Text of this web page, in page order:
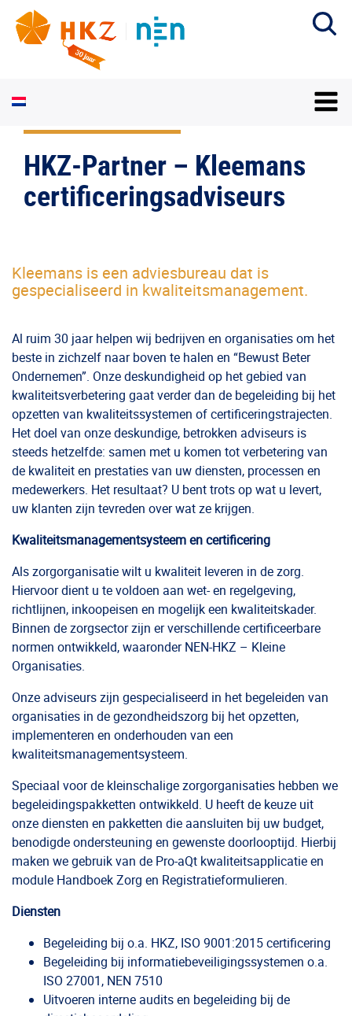
HKZ-Partner – Kleemans
certificeringsadviseurs
Kleemans is een adviesbureau dat is
gespecialiseerd in kwaliteitsmanagement.
Al ruim 30 jaar helpen wij bedrijven en organisaties om het
beste in zichzelf naar boven te halen en “Bewust Beter
Ondernemen”. Onze deskundigheid op het gebied van
kwaliteitsverbetering gaat verder dan de begeleiding bij het
opzetten van kwaliteitssystemen of certificeringstrajecten.
Het doel van onze deskundige, betrokken adviseurs is
steeds hetzelfde: samen met u komen tot verbetering van
de kwaliteit en prestaties van uw diensten, processen en
medewerkers. Het resultaat? U bent trots op wat u levert,
uw klanten zijn tevreden over wat ze krijgen.
Kwaliteitsmanagementsysteem en certificering
Als zorgorganisatie wilt u kwaliteit leveren in de zorg.
Hiervoor dient u te voldoen aan wet- en regelgeving,
richtlijnen, inkoopeisen en mogelijk een kwaliteitskader.
Binnen de zorgsector zijn er verschillende certificeerbare
normen ontwikkeld, waaronder NEN-HKZ – Kleine
Organisaties.
Onze adviseurs zijn gespecialiseerd in het begeleiden van
organisaties in de gezondheidszorg bij het opzetten,
implementeren en onderhouden van een
kwaliteitsmanagementsysteem.
Speciaal voor de kleinschalige zorgorganisaties hebben we
begeleidingspakketten ontwikkeld. U heeft de keuze uit
onze diensten en pakketten die aansluiten bij uw budget,
benodigde ondersteuning en gewenste doorlooptijd. Hierbij
maken we gebruik van de Pro-aQt kwaliteitsapplicatie en
module Handboek Zorg en Registratieformulieren.
Diensten
Begeleiding bij o.a. HKZ, ISO 9001:2015 certificering
Begeleiding bij informatiebeveiligingssystemen o.a.
ISO 27001, NEN 7510
Uitvoeren interne audits en begeleiding bij de